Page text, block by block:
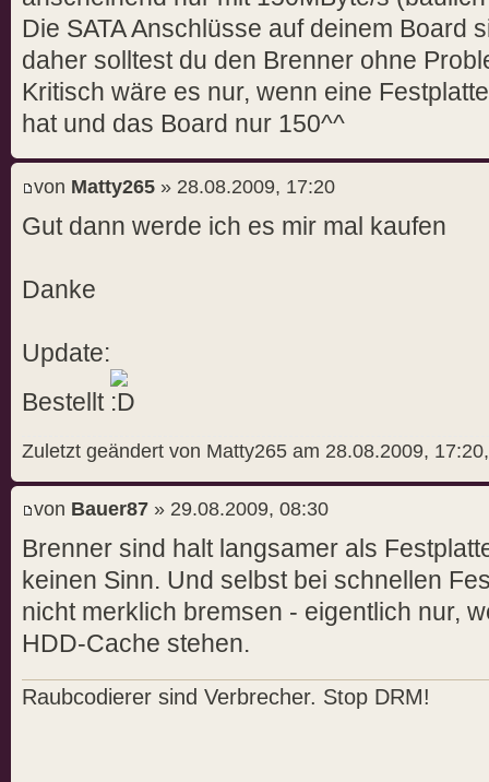
Die SATA Anschlüsse auf deinem Board
daher solltest du den Brenner ohne
Kritisch wäre es nur, wenn eine
hat und das Board nur 150^^
von Matty265 » 28.08.2009, 17:20
Gut dann werde ich es mir mal kaufen
Danke
Update:
Bestellt
Zuletzt geändert von Matty265 am 28.08.2009,
von Bauer87 » 29.08.2009, 08:30
Brenner sind halt langsamer als
keinen Sinn. Und selbst bei schnellen
nicht merklich bremsen - eigentlich nur,
HDD-Cache stehen.
Raubcodierer sind Verbrecher. Stop DRM!